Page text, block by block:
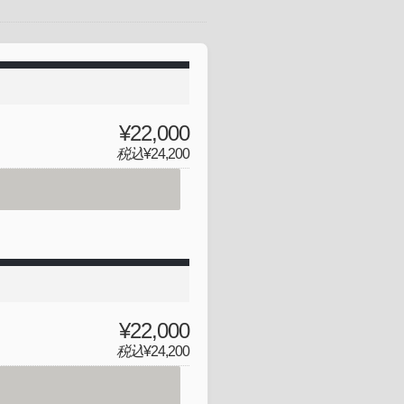
¥22,000
税込¥24,200
¥22,000
税込¥24,200